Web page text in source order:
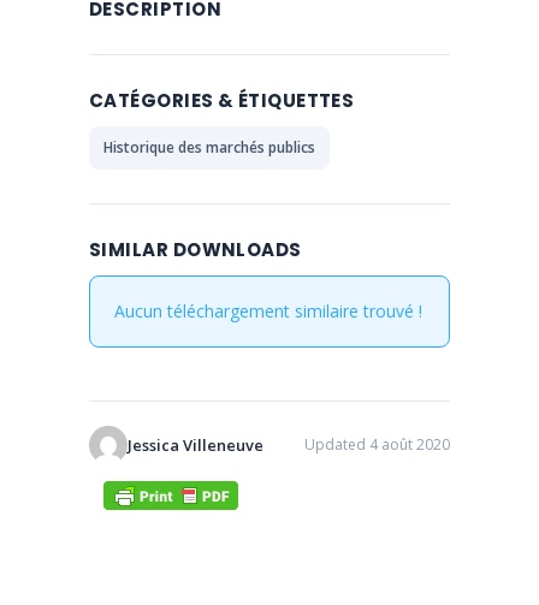
DESCRIPTION
CATÉGORIES & ÉTIQUETTES
Historique des marchés publics
SIMILAR DOWNLOADS
Aucun téléchargement similaire trouvé !
Jessica Villeneuve Updated 4 août 2020